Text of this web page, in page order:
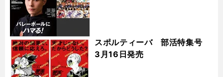
スポルティーバ 部活特集号
3月16日発売